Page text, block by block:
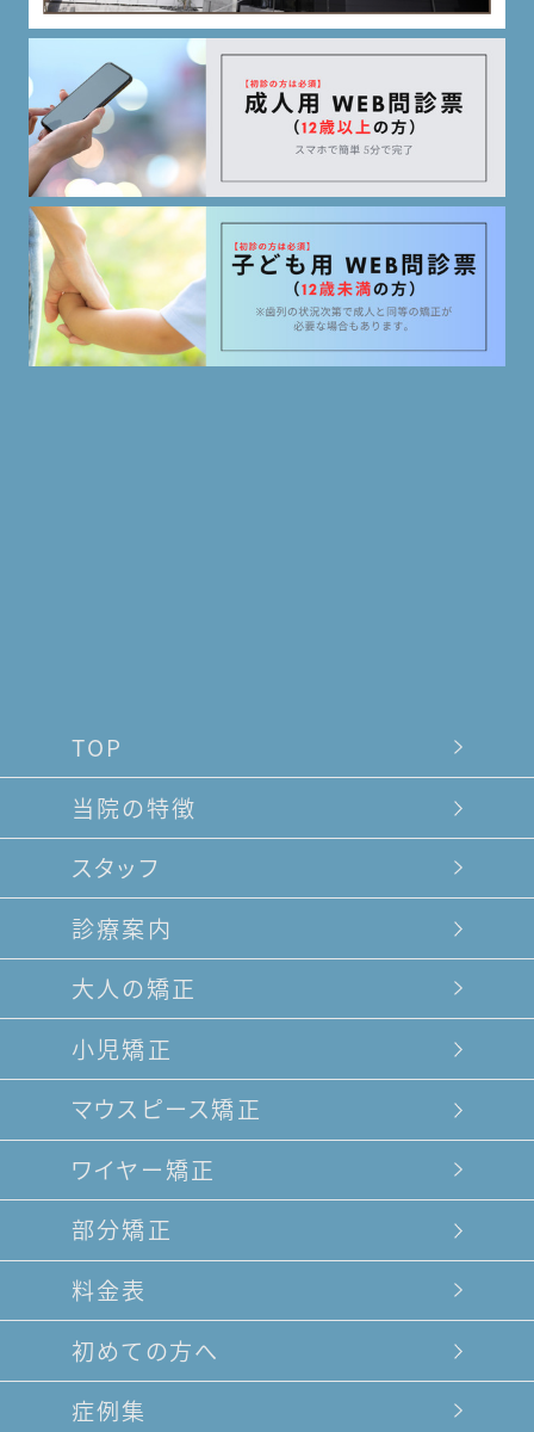
TOP
当院の特徴
スタッフ
診療案内
大人の矯正
小児矯正
マウスピース矯正
ワイヤー矯正
部分矯正
料金表
初めての方へ
症例集